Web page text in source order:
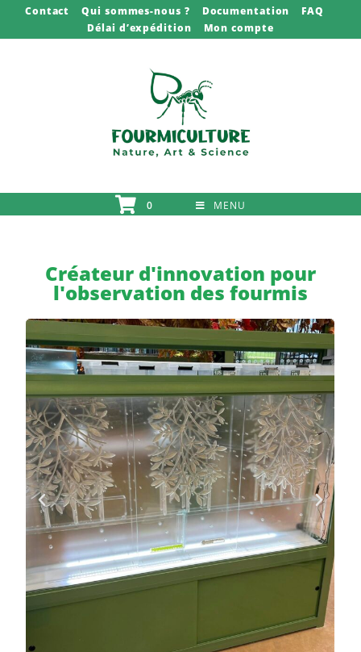
Contact Qui sommes-nous ? Documentation
FAQ
Délai d’expédition
Mon compte
0 MENU
Créateur d'innovation pour
l'observation des fourmis